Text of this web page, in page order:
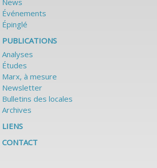
News
Événements
Épinglé
PUBLICATIONS
Analyses
Études
Marx, à mesure
Newsletter
Bulletins des locales
Archives
LIENS
CONTACT